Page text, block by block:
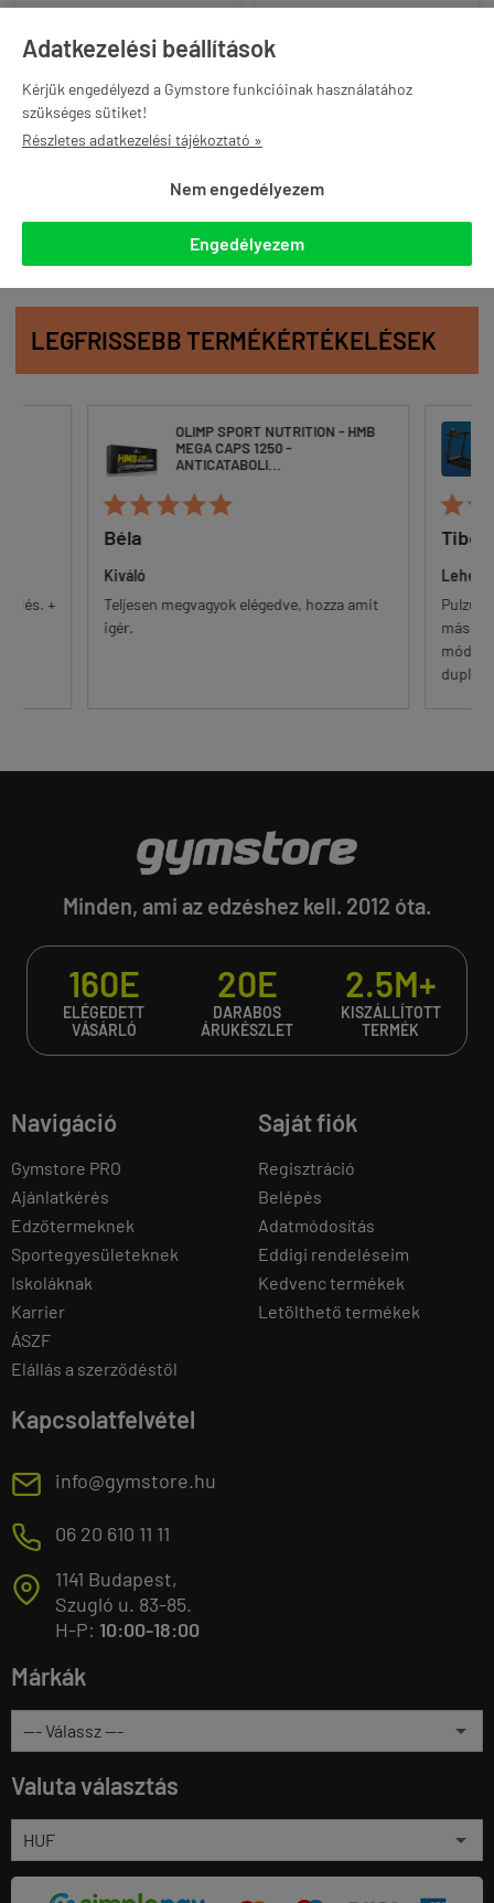
Adatkezelési beállítások
Kérjük engedélyezd a Gymstore funkcióinak használatához
szükséges sütiket!
Részletes adatkezelési tájékoztató »
Nem engedélyezem
Engedélyezem
szállítás Gymstore PRO
tagként
(20 490 Ft / db)
akár -12% és ingyenes
LEGFRISSEBB TERMÉKÉRTÉKELÉSEK
+
OLIMP SPORT NUTRITION - HMB
MEGA CAPS 1250 -
ANTICATABOLI...

Béla
Kiváló
Teljesen megvagyok elégedve, hozza amit
igér.

Tibor
módok
duplá...
Minden, ami az edzéshez kell. 2012 óta.
160E
ELÉGEDETT
VÁSÁRLÓ
20E
DARABOS
ÁRUKÉSZLET
2.5M+
KISZÁLLÍTOTT
TERMÉK
Navigáció
Gymstore PRO
Ajánlatkérés
Edzőtermeknek
Sportegyesületeknek
Iskoláknak
Karrier
ÁSZF
Elállás a szerződéstől
Saját fiók
Regisztráció
Belépés
Adatmódosítás
Eddigi rendeléseim
Kedvenc termékek
Letölthető termékek
Kapcsolatfelvétel
E info@gymstore.hu
M 06 20 610 11 11
T
1141 Budapest,
Szugló u. 83-85.
H-P: 10:00-18:00
Márkák
Valuta választás